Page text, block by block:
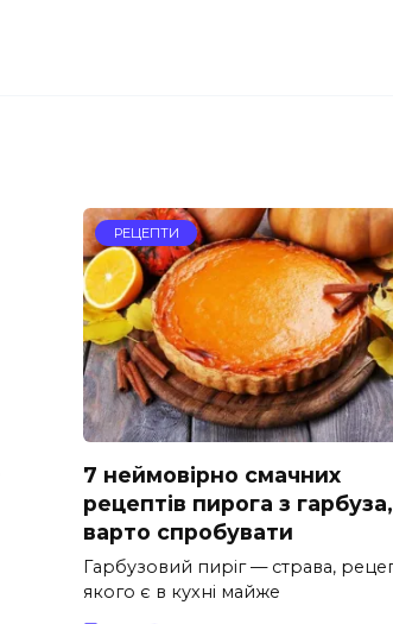
РЕЦЕПТИ
7 неймовірно смачних
рецептів пирога з гарбуза,
варто спробувати
Гарбузовий пиріг — страва,
якого є в кухні майже